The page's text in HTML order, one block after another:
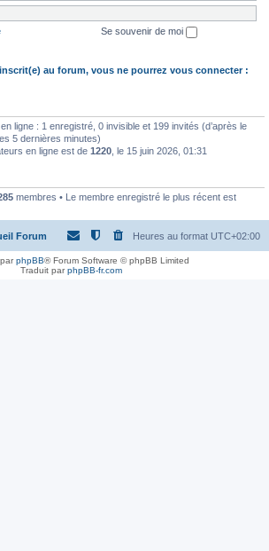
Se souvenir de moi
au forum, vous ne pourrez vous connecter :
ligne : 1 enregistré, 0 invisible et 199 invités (d’après le
5 dernières minutes)
en ligne est de 1220 , le 15 juin 2026, 01:31
membres • Le membre enregistré le plus récent est
Forum Heures au format UTC+02:00
phpBB® Forum Software © phpBB Limited
Traduit parphpBB-fr.com